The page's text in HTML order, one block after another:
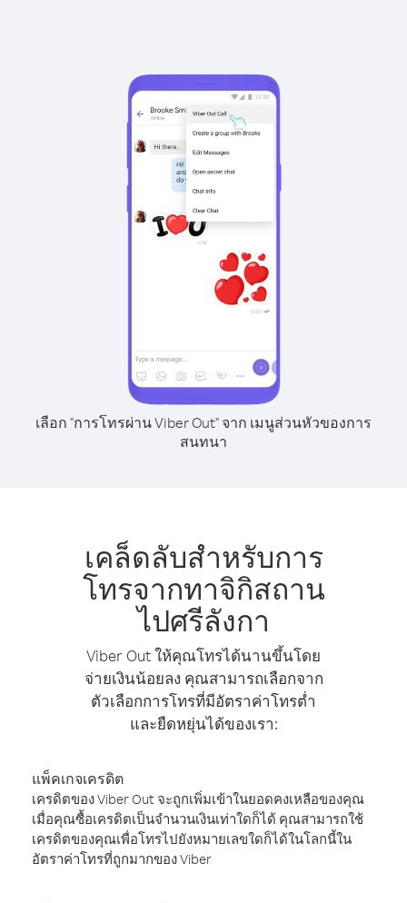
เลือก "การโทรผ่าน Viber Out" จาก เมนูส่วนหัวของการ
สนทนา
เคล็ดลับสำหรับการ
โทรจากทาจิกิสถาน
ไปศรีลังกา
Viber Out ให้คุณโทรได้นานขึ้นโดย
จ่ายเงินน้อยลง คุณสามารถเลือกจาก
ตัวเลือกการโทรที่มีอัตราค่าโทรต่ำ
และยืดหยุ่นได้ของเรา:
แพ็คเกจเครดิต
เครดิตของ Viber Out จะถูกเพิ่มเข้าในยอดคงเหลือของคุณ
เมื่อคุณซื้อเครดิตเป็นจำนวนเงินเท่าใดก็ได้ คุณสามารถใช้
เครดิตของคุณเพื่อโทรไปยังหมายเลขใดก็ได้ในโลกนี้ใน
อัตราค่าโทรที่ถูกมากของ Viber